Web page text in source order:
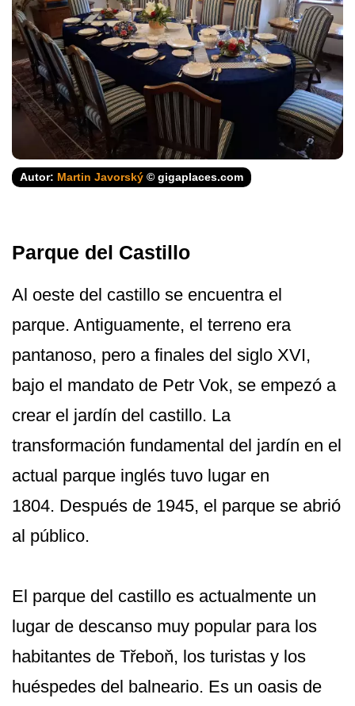
Autor: Martin Javorský © gigaplaces.com
Parque del Castillo
Al oeste del castillo se encuentra el
parque. Antiguamente, el terreno era
pantanoso, pero a finales del siglo XVI,
bajo el mandato de Petr Vok, se empezó a
crear el jardín del castillo. La
transformación fundamental del jardín en el
actual parque inglés tuvo lugar en
1804. Después de 1945, el parque se abrió
al público.
El parque del castillo es actualmente un
lugar de descanso muy popular para los
habitantes de Třeboň, los turistas y los
huéspedes del balneario. Es un oasis de